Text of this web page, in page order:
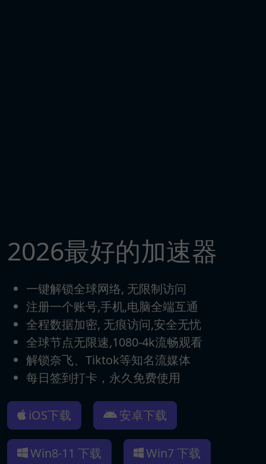
2026最好的加速器
一键解锁全球网络, 无限制访问
注册一个账号,手机,电脑全端互通
全程数据加密, 无痕访问,安全无忧
全球节点无限速,1080-4k流畅观看
解锁奈飞、Tiktok等知名流媒体
每日签到打卡，永久免费使用
iOS下载 安卓下载
Win8-11 下载 Win7 下载